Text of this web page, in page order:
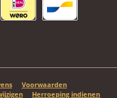
Voorwaarden
Herroeping indienen